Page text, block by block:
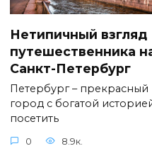
Нетипичный взгляд
путешественника
Санкт-Петербург
Петербург – прекрасный
город с богатой
посетить
0 8.9к.